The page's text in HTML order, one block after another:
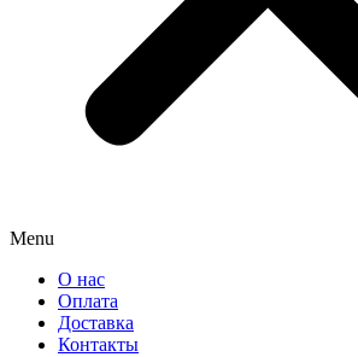
Menu
О нас
Оплата
Доставка
Контакты